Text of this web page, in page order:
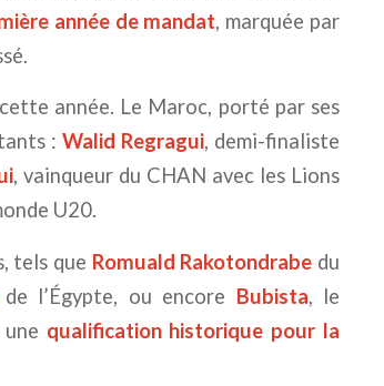
année de mandat, marquée par
année. Le Maroc, porté par ses
: Walid Regragui, demi-finaliste
, vainqueur du CHAN avec les Lions
U20.
tels que Romuald Rakotondrabe du
de l’Égypte, ou encore Bubista, le
qualification historique pour la